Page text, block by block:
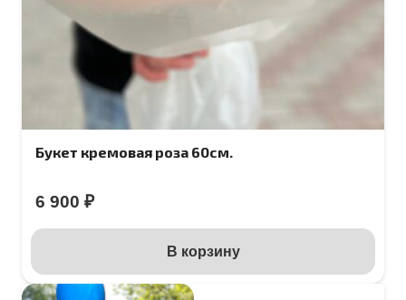
Букет кремовая роза 60см.
6 900 ₽
В корзину